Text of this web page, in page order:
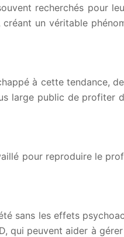
recherchés pour
un véritable
à cette tendance,
large public de profiter
pour reproduire le
sans les effets
qui peuvent aider à gérer